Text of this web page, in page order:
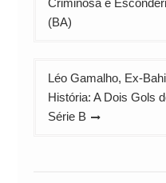
Post
Criminosa e
(BA)
Léo Gamalho, Ex-
História: A Dois Gols
Série B